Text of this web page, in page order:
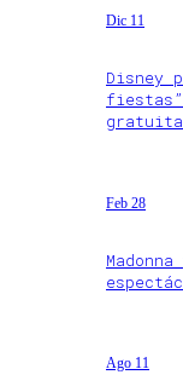
Dic 11
Disney
Feb 28
Ago 11